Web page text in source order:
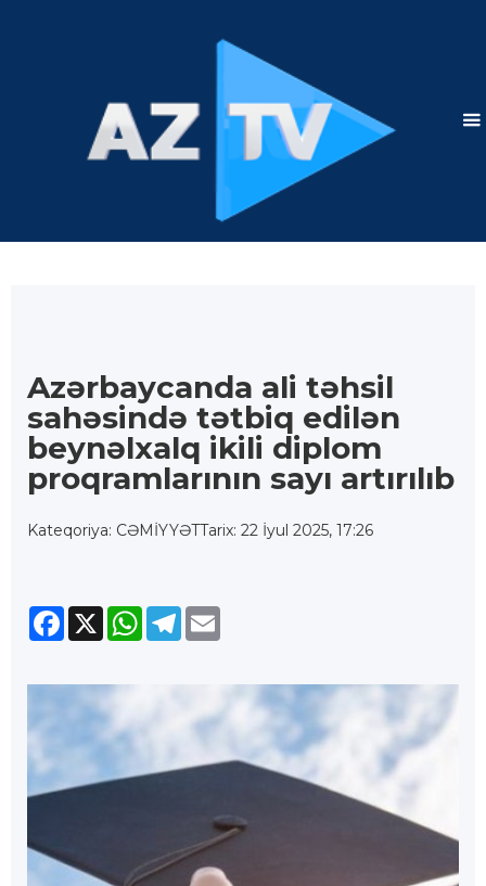
Azərbaycanda ali təhsil
sahəsində tətbiq edilən
beynəlxalq ikili diplom
proqramlarının sayı artırılıb
Kateqoriya: CƏMİYYƏTTarix: 22 İyul 2025, 17:26
Facebook
X WhatsApp
Telegram